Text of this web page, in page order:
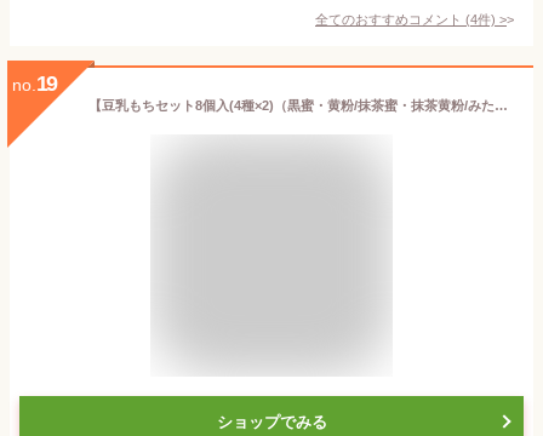
全てのおすすめコメント (4件) >
no. 19
【豆乳もちセット8個入(4種×2)（黒蜜・黄粉/抹茶蜜・抹茶黄粉/みたらし/つぶあん）BTVT】(送料込）ギフト 和菓子 ヘルシー 健康 ローカロリー プレゼント お取り寄せ グルメ 甘くない 敬老の日 母の日 父の日 観光地応援
ショップでみる